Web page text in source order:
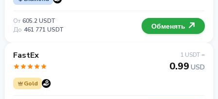
От 605.2 USDT
До 461 771 USDT Обменять
FastEx
Gold
1 USDT =
0.99 USD